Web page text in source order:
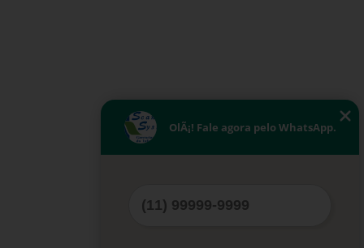
OlÃ¡! Fale agora pelo WhatsApp.